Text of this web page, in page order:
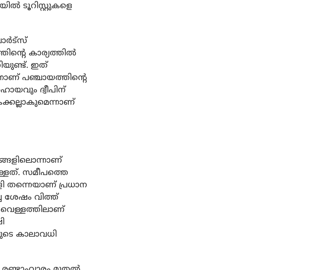
ടൂറിസ്റ്റുകളെ
കാര്യത്തില്‍
ഇത്
പഞ്ചായത്തിന്റെ
ദ്വീപിന്
സമീപത്തെ
തന്നെയാണ് പ്രധാന
ശേഷം വിത്ത്
കാലാവധി